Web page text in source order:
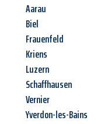
Aarau
Biel
Frauenfeld
Kriens
Luzern
Schaffhausen
Vernier
Yverdon-les-Bains